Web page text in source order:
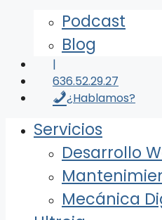
Podcast
Blog
|
636.52.29.27
¿Hablamos?
Servicios
Desarrollo
Mecánica